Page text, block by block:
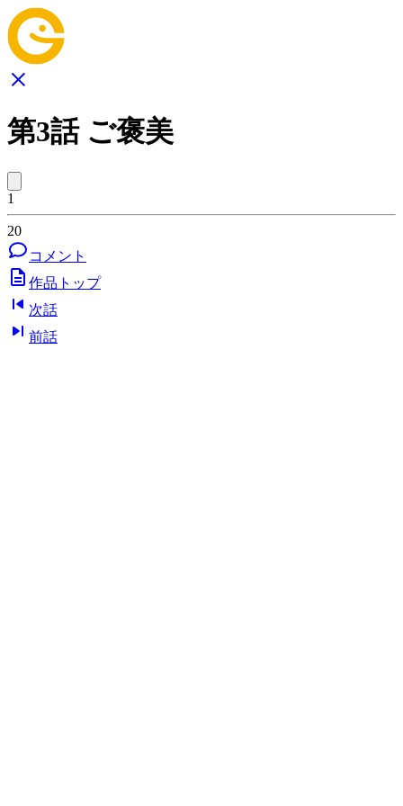
第3話 ご褒美
1
20
コメント
作品トップ
次話
前話